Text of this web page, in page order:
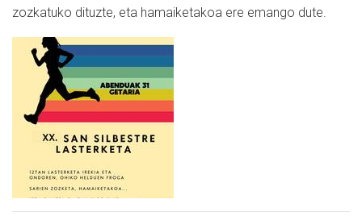
zozkatuko dituzte, eta hamaiketakoa ere emango dute.